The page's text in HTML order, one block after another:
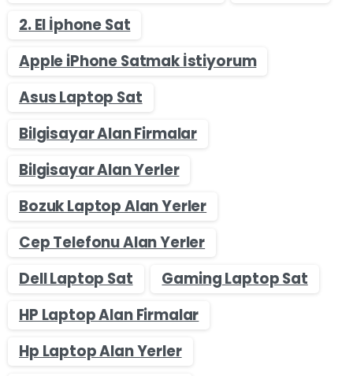
2. El İphone Sat
Apple iPhone Satmak İstiyorum
Asus Laptop Sat
Bilgisayar Alan Firmalar
Bilgisayar Alan Yerler
Bozuk Laptop Alan Yerler
Cep Telefonu Alan Yerler
Dell Laptop Sat
Gaming Laptop Sat
HP Laptop Alan Firmalar
Hp Laptop Alan Yerler